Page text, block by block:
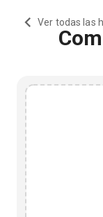
Ver todas las